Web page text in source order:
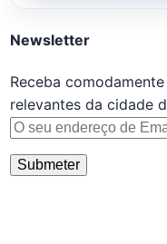
Newsletter
Receba
relevantes da cidade